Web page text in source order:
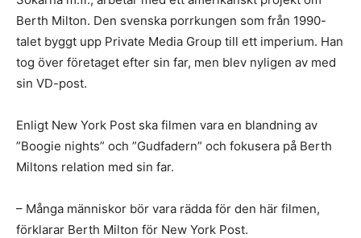
Berth Milton. Den svenska porrkungen som från 1990-
talet byggt upp Private Media Group till ett imperium. Han
tog över företaget efter sin far, men blev nyligen av med
sin VD-post.
Enligt New York Post ska filmen vara en blandning av
”Boogie nights” och ”Gudfadern” och fokusera på Berth
Miltons relation med sin far.
– Många människor bör vara rädda för den här filmen,
förklarar Berth Milton för New York Post.